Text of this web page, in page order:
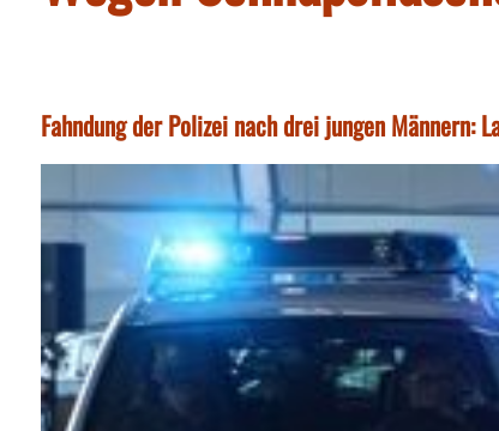
Fahndung der Polizei nach drei jungen Männern: